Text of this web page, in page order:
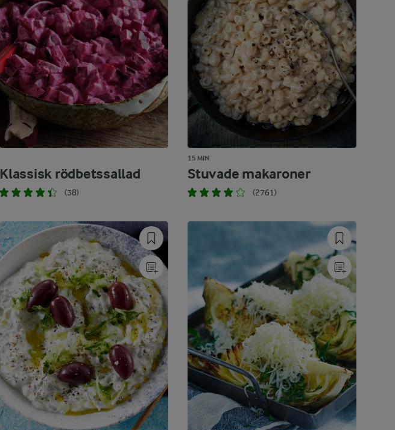
Klassisk rödbetssallad
(38)
15 MIN
Stuvade makaroner
(2761)